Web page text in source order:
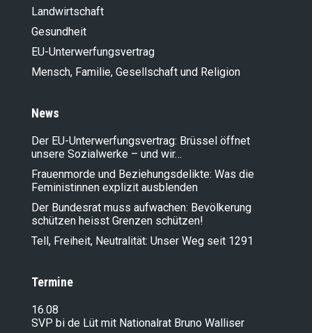
Landwirt­schaft
Gesundheit
EU-Unterwerfungsvertrag
Mensch, Familie, Gesellschaft und Religion
News
Der EU-Unterwerfungsvertrag: Brüssel öffnet
unsere Sozialwerke – und wir…
Frauenmorde und Beziehungsdelikte: Was die
Feministinnen explizit ausblenden
Der Bundesrat muss aufwachen: Bevölkerung
schützen heisst Grenzen schützen!
Tell, Freiheit, Neutralität: Unser Weg seit 1291
Termine
16.08
SVP bi de Lüt mit Nationalrat Bruno Walliser